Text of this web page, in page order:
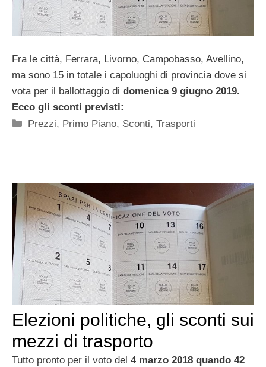
Fra le città, Ferrara, Livorno, Campobasso, Avellino,
ma sono 15 in totale i capoluoghi di provincia dove si
vota per il ballottaggio di domenica 9 giugno 2019.
Ecco gli sconti previsti:
Categorie
Prezzi, Primo Piano, Sconti,Trasporti
Elezioni politiche, gli sconti sui
mezzi di trasporto
Tutto pronto per il voto del 4 marzo 2018 quando 42